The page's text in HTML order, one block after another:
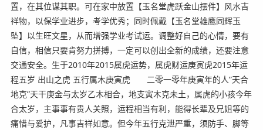
置，在其位谋其职。可在家中放置【玉名堂虎跃金山摆件】风水吉
祥物，以保学业进步，考学优秀；同时佩戴【玉名堂雄鹰同辉玉
坠】以生旺文星，从而增强学业考试运。调整好自己的心情，要有
自信，相信只要肯努力拼搏，一定可以创出全新的成绩，还要注意
交通安全。生于2010年2015属虎运势，属虎财运庚寅虎2015年运
程五岁 出山之虎 五行属木庚寅虎 二零一零年庚寅年的人”天合
地克”天干庚金与太岁乙木相合，地支寅木克未土，属虎的小孩今年
合太岁，主事事有贵人关照，运程相当有利，能得长辈及兄姐等的
痛惜与爱护，凡事吉祥如意。但今年五行克泄严重，须防手、脚等